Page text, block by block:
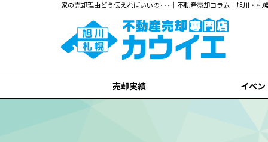
家の売却理由どう伝えればいいの･･･｜不動産売却コラム｜旭川・
売却実績
全て
旭川市
札幌市
イベ